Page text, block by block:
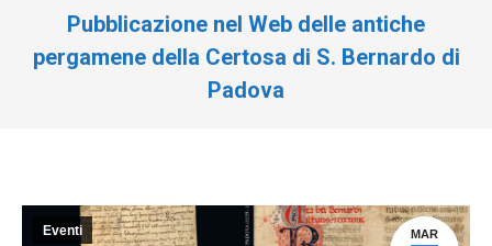
Pubblicazione nel Web delle antiche
pergamene della Certosa di S. Bernardo di
Padova
MAR
Eventi